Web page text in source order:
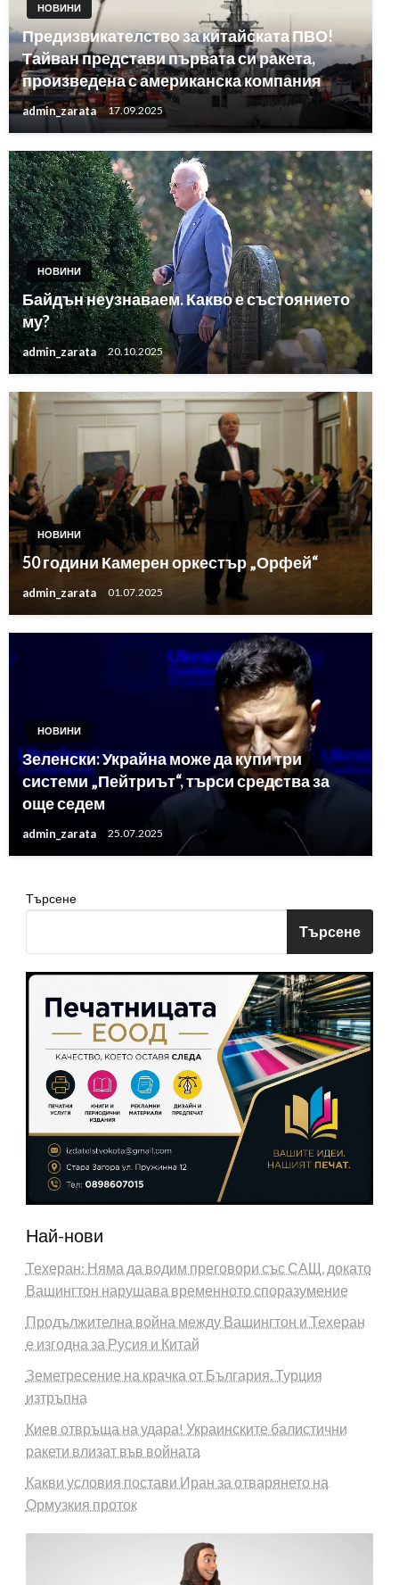
НОВИНИ
Предизвикателство за китайската ПВО!
Тайван представи първата си ракета,
произведена с американска компания
admin_zarata 17.09.2025
НОВИНИ
Байдън неузнаваем. Какво е състоянието
му?
admin_zarata 20.10.2025
НОВИНИ
50 години Камерен оркестър „Орфей“
admin_zarata 01.07.2025
НОВИНИ
Зеленски: Украйна може да купи три
системи „Пейтриът“, търси средства за
още седем
admin_zarata 25.07.2025
Търсене
Търсене
Най-нови
Техеран: Няма да водим преговори със САЩ, докато
Вашингтон нарушава временното споразумение
Продължителна война между Вашингтон и Техеран
е изгодна за Русия и Китай
Земетресение на крачка от България. Турция
изтръпна
Киев отвръща на удара! Украинските балистични
ракети влизат във войната
Какви условия постави Иран за отварянето на
Ормузкия проток